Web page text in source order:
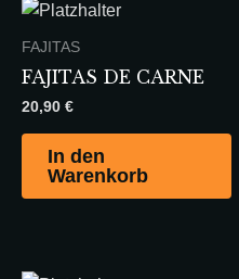
FAJITAS
FAJITAS DE CARNE
20,90 €
In den
Warenkorb